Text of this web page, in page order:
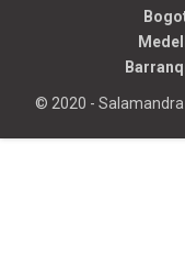
© 2020 -